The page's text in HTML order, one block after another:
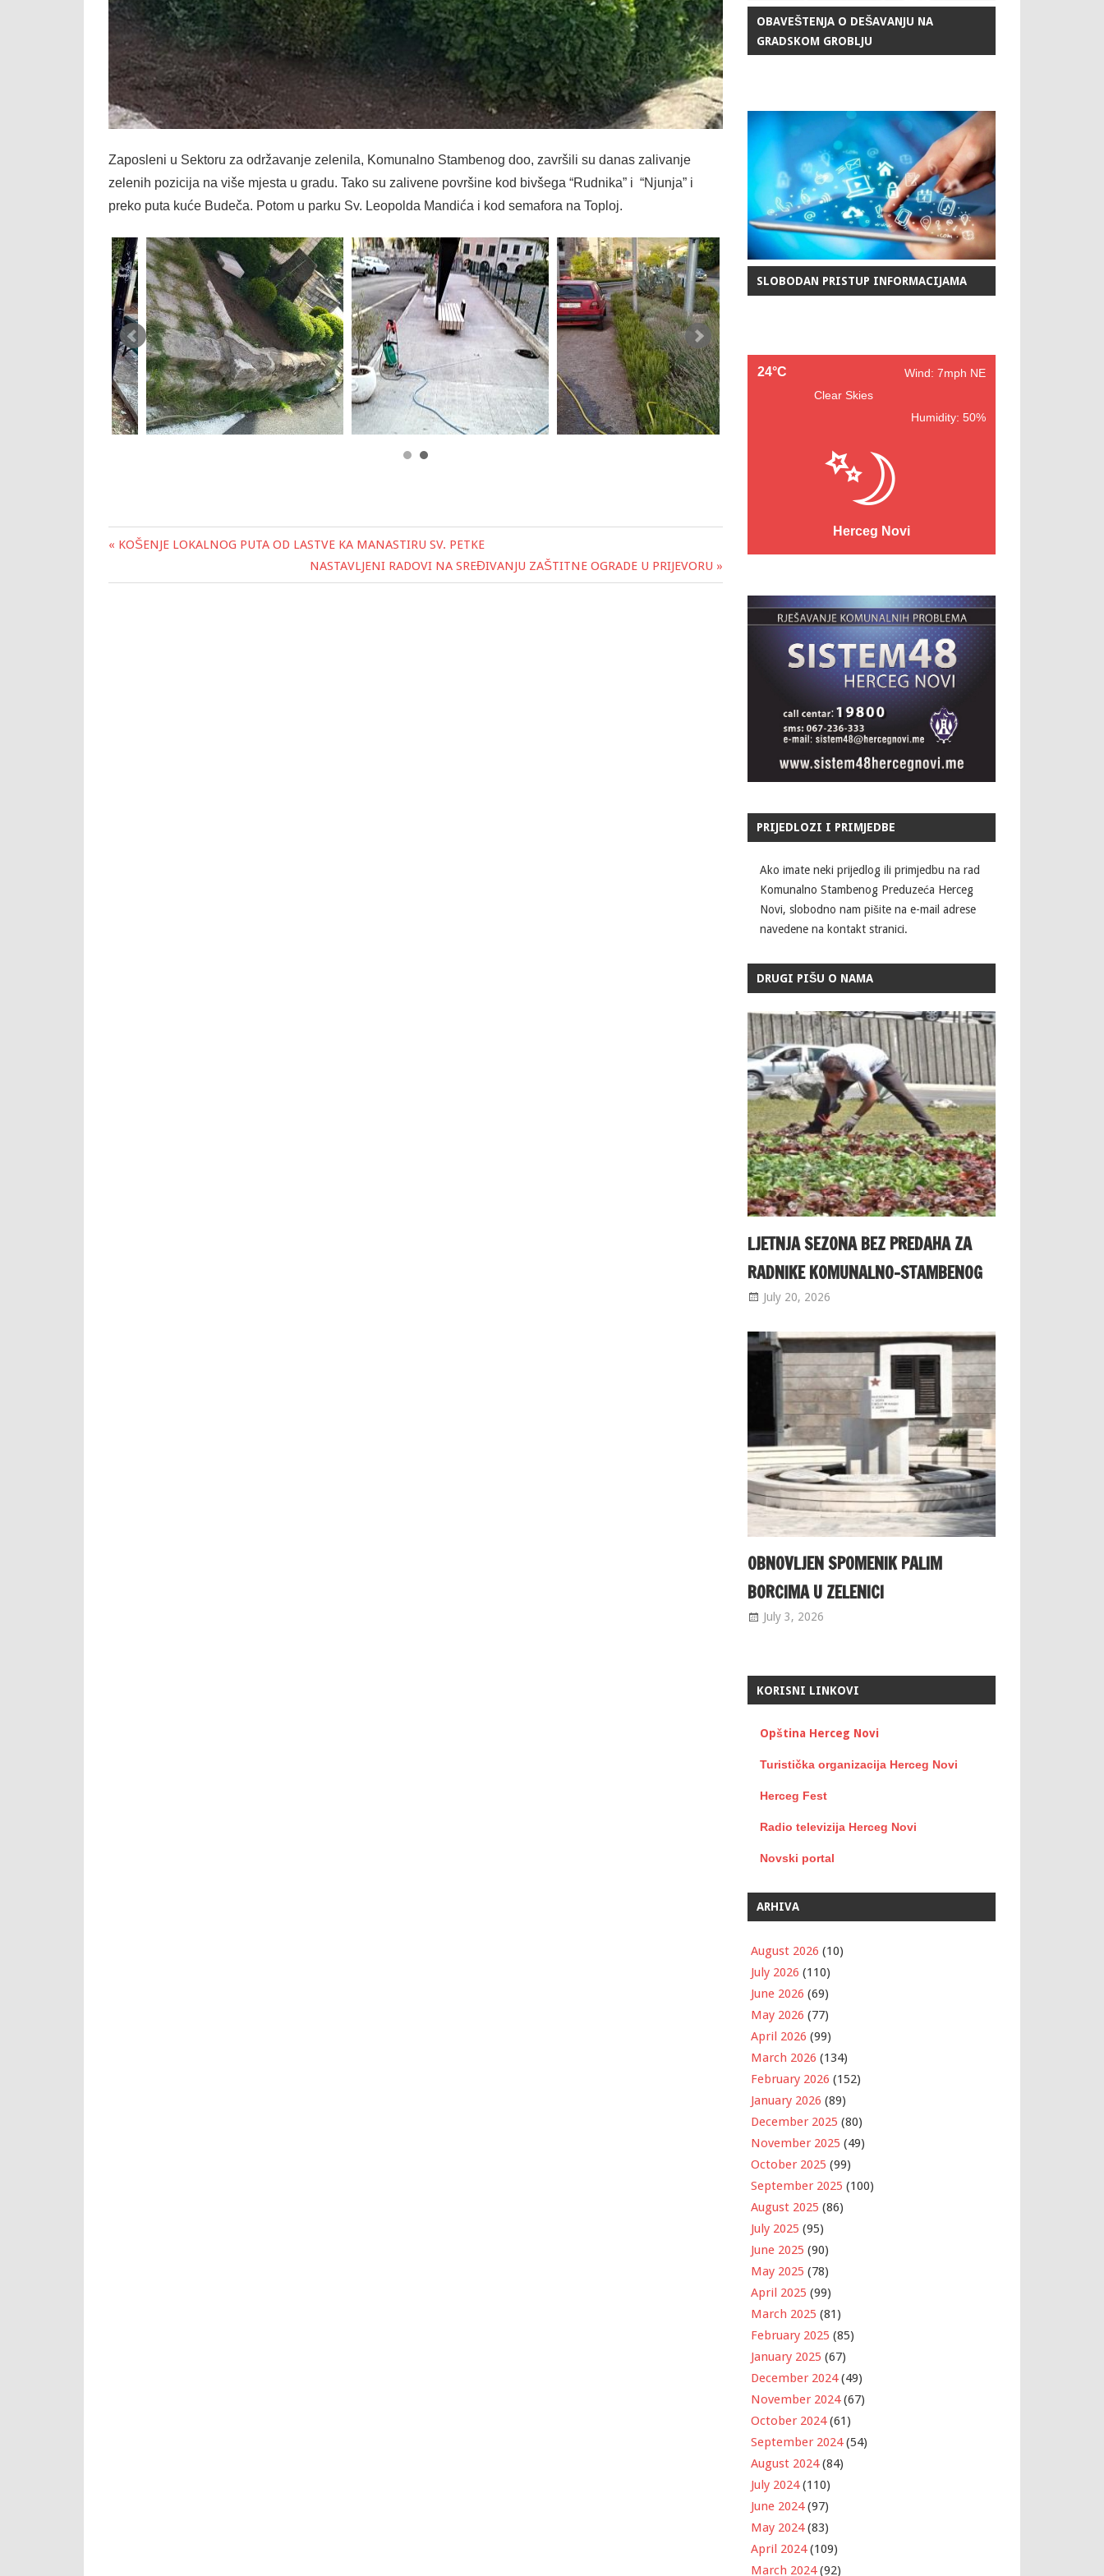
Zaposleni u Sektoru za održavanje zelenila, Komunalno Stambenog doo, završili su danas zalivanje
zelenih pozicija na više mjesta u gradu. Tako su zalivene površine kod bivšega “Rudnika” i “Njunja” i
preko puta kuće Budeča. Potom u parku Sv. Leopolda Mandića i kod semafora na Toploj.
Post
navigation
« KOŠENJE LOKALNOG PUTA OD LASTVE KA MANASTIRU SV. PETKE
NASTAVLJENI RADOVI NA SREĐIVANJU ZAŠTITNE OGRADE U PRIJEVORU »
OBAVEŠTENJA O DEŠAVANJU NA
GRADSKOM GROBLJU
SLOBODAN PRISTUP INFORMACIJAMA
24°C
Wind: 7mph NE
Clear Skies
Humidity: 50%
Herceg Novi
PRIJEDLOZI I PRIMJEDBE
Ako imate neki prijedlog ili primjedbu na rad
Komunalno Stambenog Preduzeća Herceg
Novi, slobodno nam pišite na e-mail adrese
navedene na kontakt stranici.
DRUGI PIŠU O NAMA
LJETNJA SEZONA BEZ PREDAHA ZA
RADNIKE KOMUNALNO-STAMBENOG
July 20, 2026
OBNOVLJEN SPOMENIK PALIM
BORCIMA U ZELENICI
July 3, 2026
KORISNI LINKOVI
Opština Herceg Novi
Turistička organizacija Herceg Novi
Herceg Fest
Radio televizija Herceg Novi
Novski portal
ARHIVA
August 2026 (10)
July 2026 (110)
June 2026 (69)
May 2026 (77)
April 2026 (99)
March 2026 (134)
February 2026 (152)
January 2026 (89)
December 2025 (80)
November 2025 (49)
October 2025 (99)
September 2025 (100)
August 2025 (86)
July 2025 (95)
June 2025 (90)
May 2025 (78)
April 2025 (99)
March 2025 (81)
February 2025 (85)
January 2025 (67)
December 2024(49)
November 2024(67)
October 2024(61)
September 2024(54)
August 2024(84)
July 2024(110)
June 2024(97)
May 2024(83)
April 2024(109)
March 2024(92)